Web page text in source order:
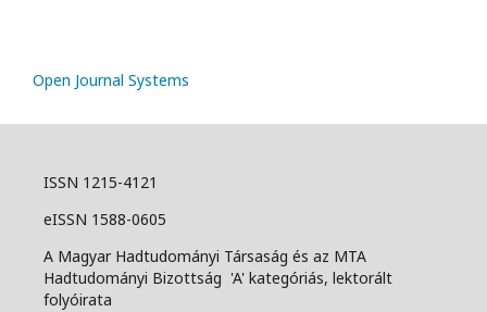
Open Journal Systems
ISSN 1215-4121
eISSN 1588-0605
A Magyar Hadtudományi Társaság és az MTA
Hadtudományi Bizottság 'A' kategóriás, lektorált
folyóirata